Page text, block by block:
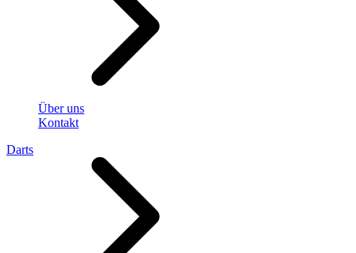
Über uns
Kontakt
Darts